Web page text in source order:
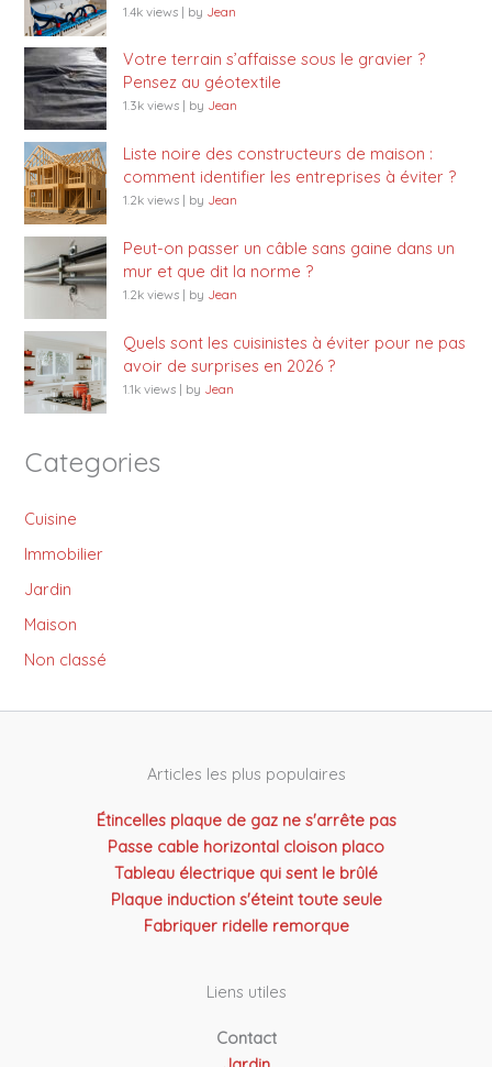
1.4k views | by Jean
Votre terrain s’affaisse sous le gravier ?
Pensez au géotextile
1.3k views | by Jean
Liste noire des constructeurs de maison :
comment identifier les entreprises à éviter ?
1.2k views | by Jean
Peut-on passer un câble sans gaine dans un
mur et que dit la norme ?
1.2k views | by Jean
Quels sont les cuisinistes à éviter pour ne pas
avoir de surprises en 2026 ?
1.1k views | by Jean
Categories
Cuisine
Immobilier
Jardin
Maison
Non classé
Articles les plus populaires
Étincelles plaque de gaz ne s'arrête pas
Passe cable horizontal cloison placo
Tableau électrique qui sent le brûlé
Plaque induction s'éteint toute seule
Fabriquer ridelle remorque
Liens utiles
Contact